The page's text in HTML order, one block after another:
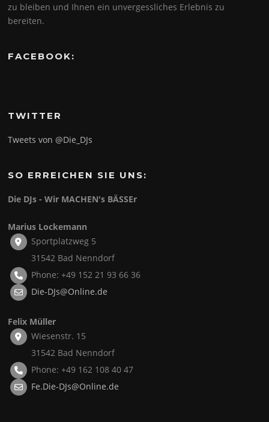
zu bleiben und Ihnen ein unvergessliches Erlebnis zu
bereiten.
FACEBOOK:
TWITTER
Tweets von @Die_DJs
SO ERREICHEN SIE UNS:
Die DJs - Wir MACHEN's BÄSSEr
Marius Lockemann
Sportplatzweg 5
31542 Bad Nenndorf
Phone: +49 152 21 93 66 36
Die-DJs@Online.de
Felix Müller
Wiesenstr. 15
31542 Bad Nenndorf
Phone: +49 162 108 40 47
Fe.Die-DJs@Online.de